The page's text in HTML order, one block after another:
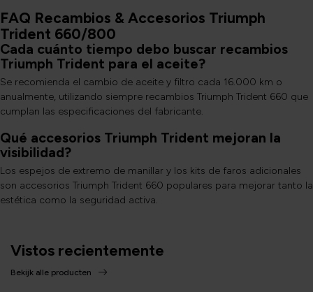
FAQ Recambios & Accesorios Triumph
Trident 660/800
Cada cuánto tiempo debo buscar recambios
Triumph Trident para el aceite?
Se recomienda el cambio de aceite y filtro cada 16.000 km o
anualmente, utilizando siempre recambios Triumph Trident 660 que
cumplan las especificaciones del fabricante.
Qué accesorios Triumph Trident mejoran la
visibilidad?
Los espejos de extremo de manillar y los kits de faros adicionales
son accesorios Triumph Trident 660 populares para mejorar tanto la
estética como la seguridad activa.
Vistos recientemente
Bekijk alle producten